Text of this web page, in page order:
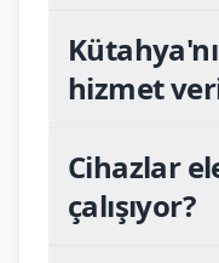
hizmet
Cihazlar
çalışıyor?